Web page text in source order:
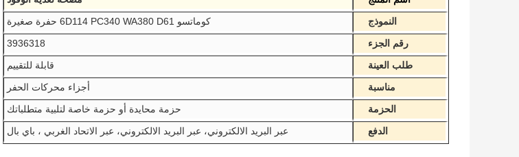
النموذج
كوماتسو 6D114 PC340 WA380 D61 حفرة صغيرة
رقم الجزء
3936318
طلب العينة
قابلة للتقييم
مناسبة
أجزاء محركات الحفر
الحزمة
حزمة محايدة أو حزمة خاصة لتلبية متطلباتك
الدفع
عبر البريد الالكتروني، عبر البريد الالكتروني، عبر الاتحاد الغربي ، باي بال